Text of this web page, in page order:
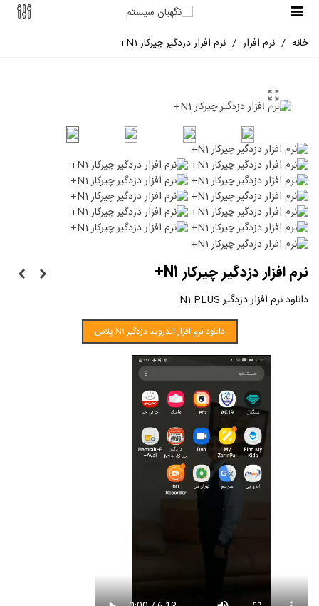
خانه / نرم افزار / نرم افزار دزدگیر چیرکار N1+
نرم افزار دزدگیر چیرکار N1+
دانلود نرم افزار دزدگیر N1 PLUS
دانلود نرم افزار اندروید دزدگیر N1 پلاس